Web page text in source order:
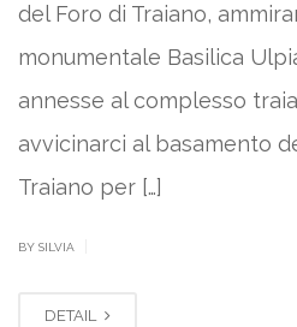
del Foro di Traiano,
monumentale Basilica
annesse al complesso
avvicinarci al basamento
Traiano per […]
BY SILVIA
DETAIL